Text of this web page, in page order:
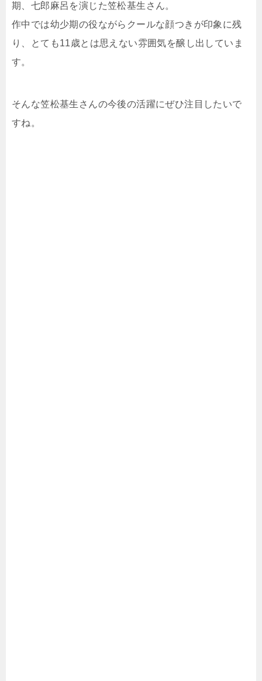
期、七郎麻呂を演じた笠松基生さん。
作中では幼少期の役ながらクールな顔つきが印象に残
り、とても11歳とは思えない雰囲気を醸し出していま
す。
そんな笠松基生さんの今後の活躍にぜひ注目したいで
すね。